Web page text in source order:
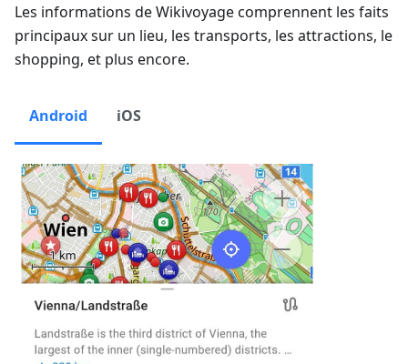
Les informations de Wikivoyage comprennent les faits
principaux sur un lieu, les transports, les attractions, le
shopping, et plus encore.
Android iOS